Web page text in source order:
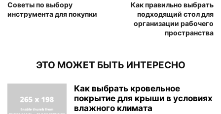
Советы по выбору
инструмента для покупки
Как правильно выбрать
подходящий стол для
организации рабочего
пространства
ЭТО МОЖЕТ БЫТЬ ИНТЕРЕСНО
Как выбрать кровельное
покрытие для крыши в условиях
влажного климата